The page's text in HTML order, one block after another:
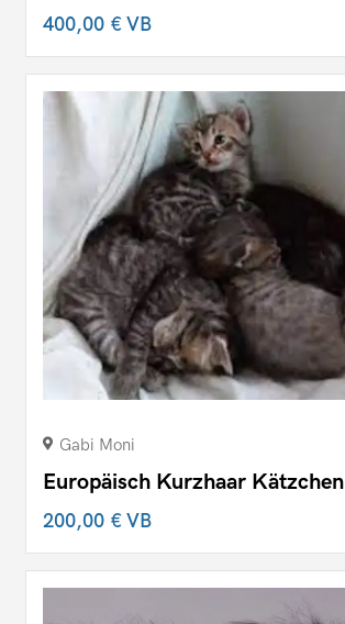
400,00 €VB
Gabi Moni
Europäisch Kurzhaar Kätzchen
200,00 €VB